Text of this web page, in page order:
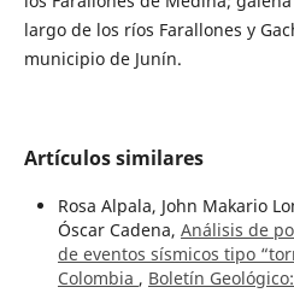
largo de los ríos Farallones y
municipio de Junín.
Artículos similares
Rosa Alpala, John Makario
Óscar Cadena, Análisis de
de eventos sísmicos tipo
Colombia , Boletín